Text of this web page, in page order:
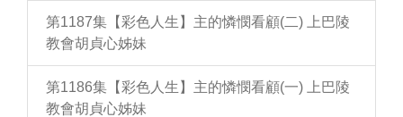
第1187集【彩色人生】主的憐憫看顧(二) 上巴陵
教會胡貞心姊妹
第1186集【彩色人生】主的憐憫看顧(一) 上巴陵
教會胡貞心姊妹